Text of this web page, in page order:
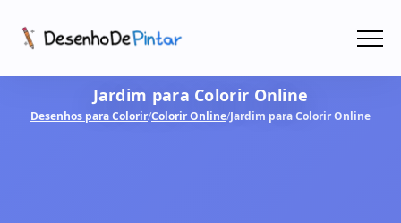
Coletâneas de Desenhos - PDF
Jardim para Colorir Online
Desenhos para Colorir/Colorir Online/Jardim para Colorir Online